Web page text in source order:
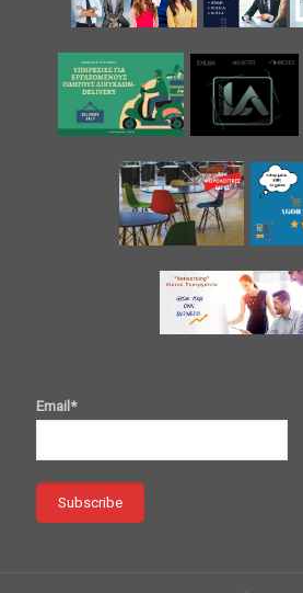
Email*